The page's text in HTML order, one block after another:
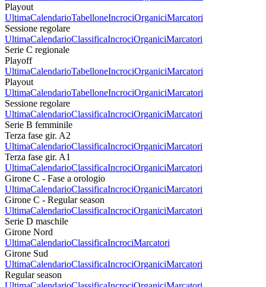
Playout
UltimaCalendarioTabelloneIncrociOrganiciMarcatori
Sessione regolare
UltimaCalendarioClassificaIncrociOrganiciMarcatori
Serie C regionale
Playoff
UltimaCalendarioTabelloneIncrociOrganiciMarcatori
Playout
UltimaCalendarioTabelloneIncrociOrganiciMarcatori
Sessione regolare
UltimaCalendarioClassificaIncrociOrganiciMarcatori
Serie B femminile
Terza fase gir. A2
UltimaCalendarioClassificaIncrociOrganiciMarcatori
Terza fase gir. A1
UltimaCalendarioClassificaIncrociOrganiciMarcatori
Girone C - Fase a orologio
UltimaCalendarioClassificaIncrociOrganiciMarcatori
Girone C - Regular season
UltimaCalendarioClassificaIncrociOrganiciMarcatori
Serie D maschile
Girone Nord
UltimaCalendarioClassificaIncrociMarcatori
Girone Sud
UltimaCalendarioClassificaIncrociOrganiciMarcatori
Regular season